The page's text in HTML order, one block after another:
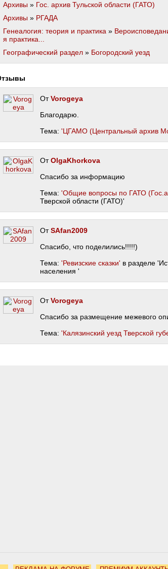
Архивы » Гос. архив Тульской области (ГАТО)
Архивы » РГАДА
Генеалогия: теория и практика »
я практика...
Географический раздел » Богородский уезд
Отзывы
ОтVorogeya
Благодарю.
Тема: 'ЦГАМО (Центральный архив
ОтOlgaKhorkova
Спасибо за информацию
Тема: 'Общие вопросы по ГАТО
Тверской области (ГАТО)'
ОтSAfan2009
Спасибо, что поделились!!!!!)
Тема: 'Ревизские сказки' в разделе
населения '
ОтVorogeya
Спасибо за размещение межевого
Тема: 'Калязинский уезд Тверской